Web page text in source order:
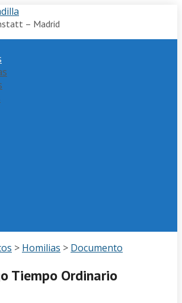
– Madrid
> Homilias > Documento
Tiempo Ordinario